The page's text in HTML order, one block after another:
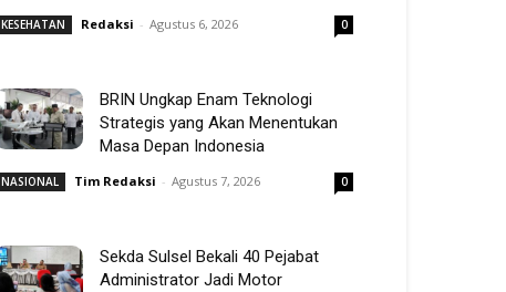
KESEHATAN Redaksi - Agustus 6, 2026 0
BRIN Ungkap Enam Teknologi
Strategis yang Akan Menentukan
Masa Depan Indonesia
NASIONAL Tim Redaksi - Agustus 7, 2026 0
Sekda Sulsel Bekali 40 Pejabat
Administrator Jadi Motor